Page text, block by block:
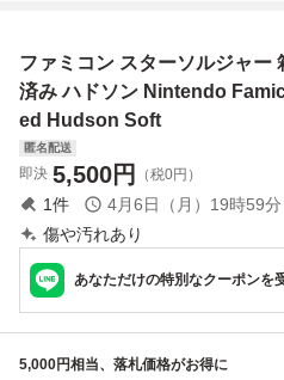
ner CIB Tested
ファミコン スターソルジャー
済み ハドソン Nintendo
ed Hudson Soft
匿名配送
即決 5,500円 （税0円）
1件 4月6日（月）19時59分
傷や汚れあり
あなただけの特別なクーポンを
5,000円相当、落札価格がお得に